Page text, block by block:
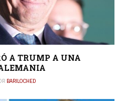
A TRUMP A UNA
BARILOCHED